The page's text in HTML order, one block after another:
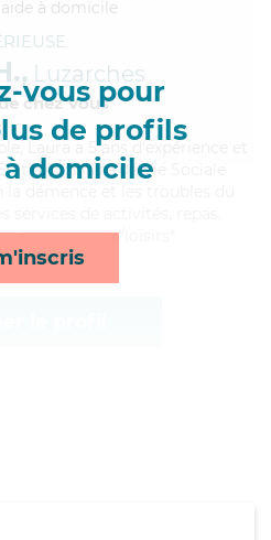
vous pour
de profils
à domicile
Luzarches
chez Vous
Laura a 5 ans d'expérience et
d'Auxiliaire de Vie Sociale
et compagnie/loisirs*